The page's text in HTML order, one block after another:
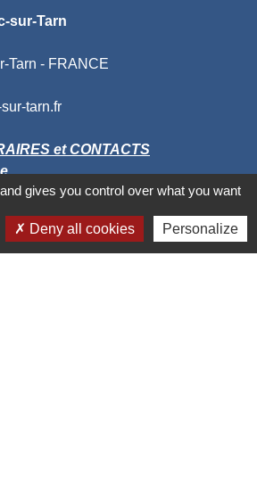
sur-Tarn
Tarn - FRANCE
tarn.fr
et CONTACTS
gives you control over what you want
Deny all cookies Personalize